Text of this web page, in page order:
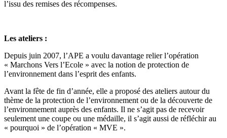
l’issu des remises des récompenses.
Les ateliers :
Depuis juin 2007, l’APE a voulu davantage relier l’opération
« Marchons Vers l’Ecole » avec la notion de protection de
l’environnement dans l’esprit des enfants.
Avant la fête de fin d’année, elle a proposé des ateliers autour du
thème de la protection de l’environnement ou de la découverte de
l’environnement auprès des enfants. Il ne s’agit pas de recevoir
seulement une coupe ou une médaille, il s’agit aussi de réfléchir au
« pourquoi » de l’opération « MVE ».